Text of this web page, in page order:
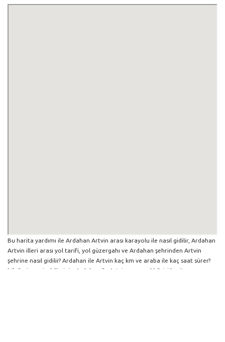
Bu harita yardımı ile Ardahan Artvin arası karayolu ile nasıl gidilir, Ardahan
Artvin illeri arası yol tarifi, yol güzergahı ve Ardahan şehrinden Artvin
şehrine nasıl gidilir? Ardahan ile Artvin kaç km ve araba ile kaç saat sürer?
bilgilerine erişebilirsiniz. Ardahan ile Artvin arası yol bilgisi haritasını